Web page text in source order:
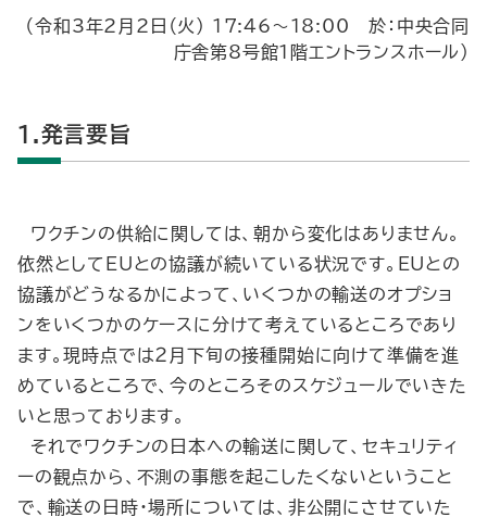
（令和3年2月2日（火） 17:46～18:00 於：中央合同
庁舎第8号館1階エントランスホール）
1.発言要旨
ワクチンの供給に関しては、朝から変化はありません。
依然としてEUとの協議が続いている状況です。EUとの
協議がどうなるかによって、いくつかの輸送のオプショ
ンをいくつかのケースに分けて考えているところであり
ます。現時点では２月下旬の接種開始に向けて準備を進
めているところで、今のところそのスケジュールでいきた
いと思っております。
それでワクチンの日本への輸送に関して、セキュリティ
ーの観点から、不測の事態を起こしたくないということ
で、輸送の日時・場所については、非公開にさせていた